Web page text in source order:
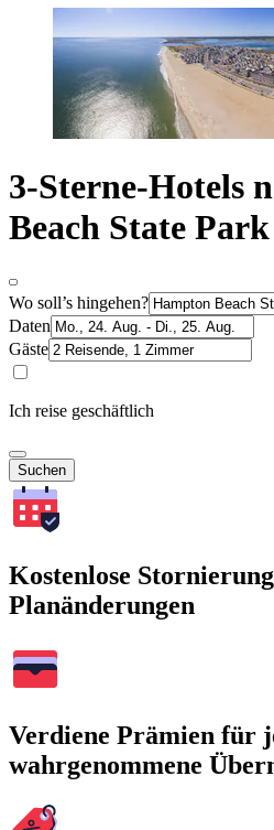
3-Sterne-Hotels
Beach State Park
Wo soll’s hingehen?
Daten
Gäste
Ich reise geschäftlich
Suchen
Kostenlose
Planänderungen
Verdiene Prämien für
wahrgenommene